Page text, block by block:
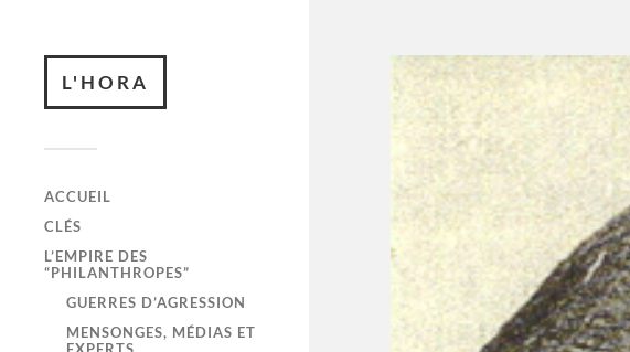
L'HORA
ACCUEIL
CLÉS
L’EMPIRE DES
“PHILANTHROPES”
GUERRES D’AGRESSION
MENSONGES, MÉDIAS ET